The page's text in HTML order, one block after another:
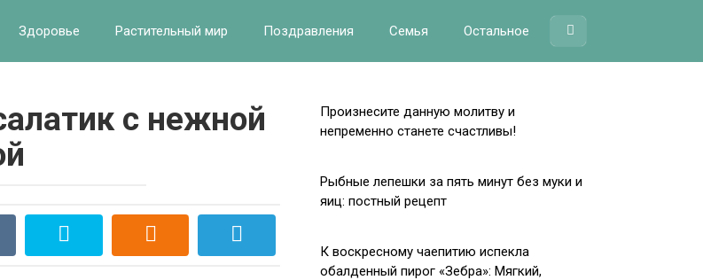
Здоровье Растительный мир Поздравления Семья Остальное
с нежной
Произнесите данную молитву и
непременно станете счастливы!
Рыбные лепешки за пять минут без муки и
яиц: постный рецепт
К воскресному чаепитию испекла
обалденный пирог «Зебра»: Мягкий,